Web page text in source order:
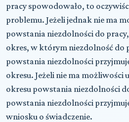
pracy spowodowało, to
problemu. Jeżeli jednak nie ma
powstania niezdolności do
okres, w którym niezdolność do
powstania niezdolności
okresu. Jeżeli nie ma możliwości
okresu powstania niezdolności
powstania niezdolności
wniosku o świadczenie.